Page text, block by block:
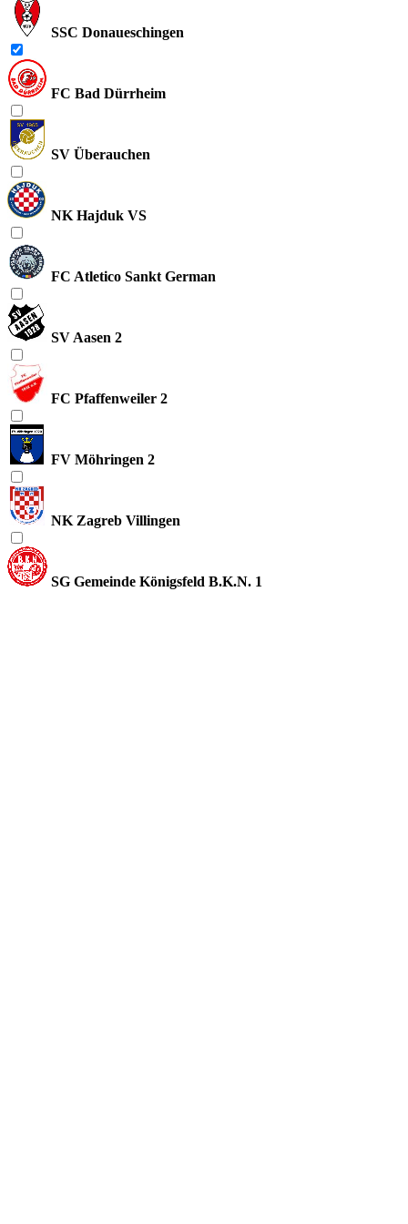
SSC Donaueschingen
FC Bad Dürrheim
SV Überauchen
NK Hajduk VS
FC Atletico Sankt German
SV Aasen 2
FC Pfaffenweiler 2
FV Möhringen 2
NK Zagreb Villingen
SG Gemeinde Königsfeld B.K.N. 1